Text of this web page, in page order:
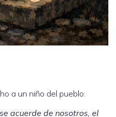
a un niño del pueblo:
acuerde de nosotros, el